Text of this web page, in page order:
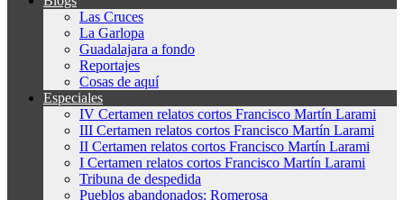
Las Cruces
La Garlopa
Guadalajara a fondo
Reportajes
Cosas de aquí
Especiales
IV Certamen relatos cortos Francisco Martín Larami
III Certamen relatos cortos Francisco Martín Larami
II Certamen relatos cortos Francisco Martín Larami
I Certamen relatos cortos Francisco Martín Larami
Tribuna de despedida
Pueblos abandonados: Romerosa